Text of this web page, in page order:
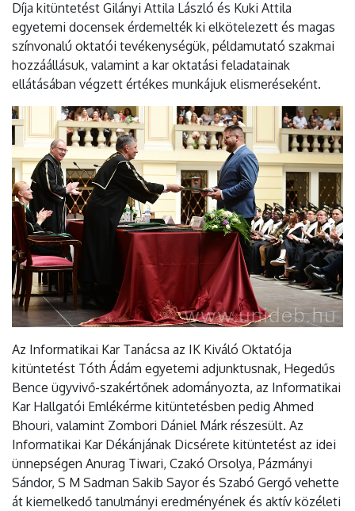
Díja kitüntetést Gilányi Attila László és Kuki Attila
egyetemi docensek érdemelték ki elkötelezett és magas
színvonalú oktatói tevékenységük, példamutató szakmai
hozzáállásuk, valamint a kar oktatási feladatainak
ellátásában végzett értékes munkájuk elismeréseként.
Az Informatikai Kar Tanácsa az IK Kiváló Oktatója
kitüntetést Tóth Ádám egyetemi adjunktusnak, Hegedűs
Bence ügyvivő-szakértőnek adományozta, az Informatikai
Kar Hallgatói Emlékérme kitüntetésben pedig Ahmed
Bhouri, valamint Zombori Dániel Márk részesült. Az
Informatikai Kar Dékánjának Dicsérete kitüntetést az idei
ünnepségen Anurag Tiwari, Czakó Orsolya, Pázmányi
Sándor, S M Sadman Sakib Sayor és Szabó Gergő vehette
át kiemelkedő tanulmányi eredményének és aktív közéleti